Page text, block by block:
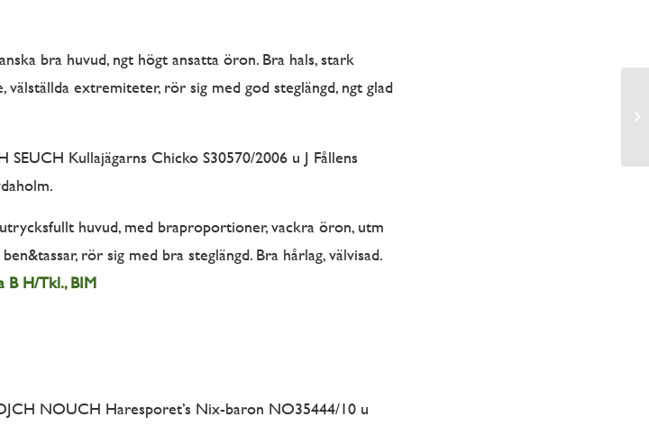
bra huvud, ngt högt ansatta öron. Bra hals, stark
extremiteter, rör sig med god steglängd, ngt glad
SEUCH Kullajägarns Chicko S30570/2006 u J Fållens
huvud, med braproportioner, vackra öron, utm
rör sig med bra steglängd. Bra hårlag, välvisad.
B H/Tkl., BIM
NOUCH Haresporet’s Nix-baron NO35444/10 u